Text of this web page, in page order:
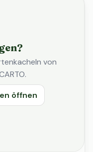
von
öffnen